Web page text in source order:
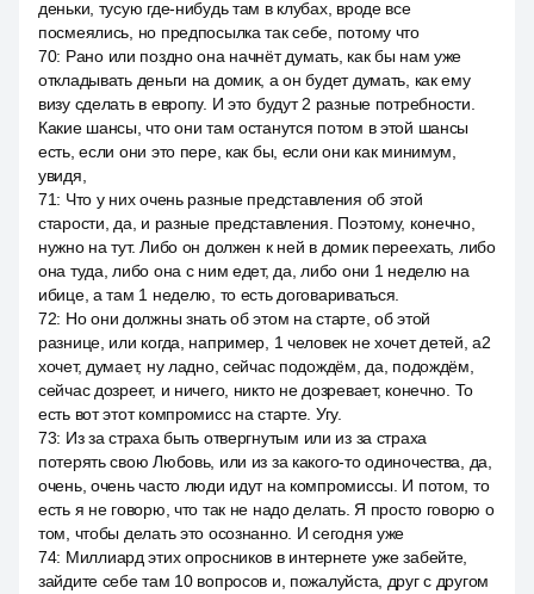
деньки, тусую где-нибудь там в клубах, вроде все
посмеялись, но предпосылка так себе, потому что
70: Рано или поздно она начнёт думать, как бы нам уже
откладывать деньги на домик, а он будет думать, как ему
визу сделать в европу. И это будут 2 разные потребности.
Какие шансы, что они там останутся потом в этой шансы
есть, если они это пере, как бы, если они как минимум,
увидя,
71: Что у них очень разные представления об этой
старости, да, и разные представления. Поэтому, конечно,
нужно на тут. Либо он должен к ней в домик переехать, либо
она туда, либо она с ним едет, да, либо они 1 неделю на
ибице, а там 1 неделю, то есть договариваться.
72: Но они должны знать об этом на старте, об этой
разнице, или когда, например, 1 человек не хочет детей, a2
хочет, думает, ну ладно, сейчас подождём, да, подождём,
сейчас дозреет, и ничего, никто не дозревает, конечно. То
есть вот этот компромисс на старте. Угу.
73: Из за страха быть отвергнутым или из за страха
потерять свою Любовь, или из за какого-то одиночества, да,
очень, очень часто люди идут на компромиссы. И потом, то
есть я не говорю, что так не надо делать. Я просто говорю о
том, чтобы делать это осознанно. И сегодня уже
74: Миллиард этих опросников в интернете уже забейте,
зайдите себе там 10 вопросов и, пожалуйста, друг с другом